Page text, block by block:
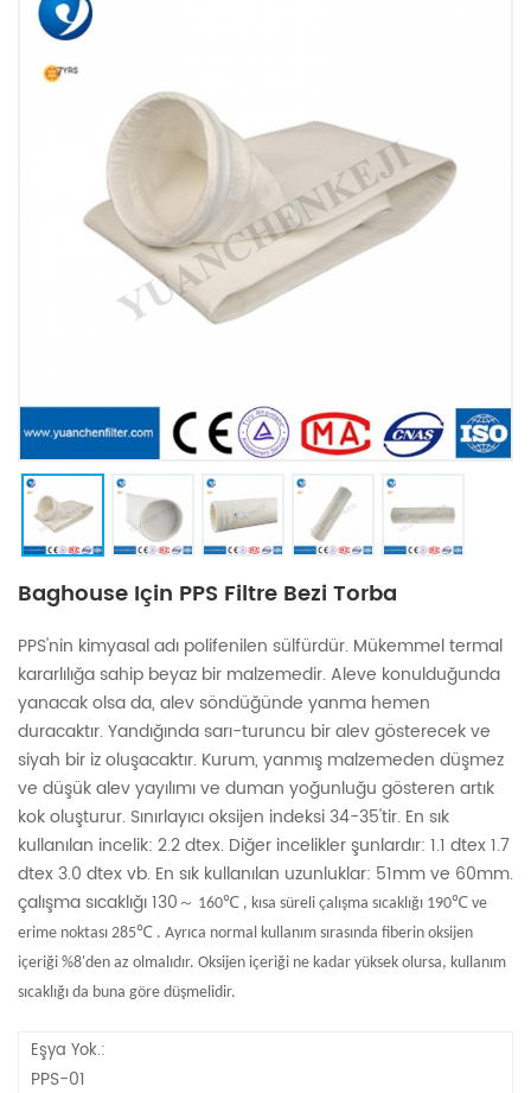
Baghouse Için PPS Filtre Bezi Torba
PPS'nin kimyasal adı polifenilen sülfürdür. Mükemmel termal
kararlılığa sahip beyaz bir malzemedir. Aleve konulduğunda
yanacak olsa da, alev söndüğünde yanma hemen
duracaktır. Yandığında sarı-turuncu bir alev gösterecek ve
siyah bir iz oluşacaktır. Kurum, yanmış malzemeden düşmez
ve düşük alev yayılımı ve duman yoğunluğu gösteren artık
kok oluşturur. Sınırlayıcı oksijen indeksi 34-35'tir. En sık
kullanılan incelik: 2.2 dtex. Diğer incelikler şunlardır: 1.1 dtex 1.7
dtex 3.0 dtex vb. En sık kullanılan uzunluklar: 51mm ve 60mm.
çalışma sıcaklığı 130 ～ 160℃ , kısa süreli çalışma sıcaklığı 190℃ ve
erime noktası 285℃ . Ayrıca normal kullanım sırasında fiberin oksijen
içeriği %8'den az olmalıdır. Oksijen içeriği ne kadar yüksek olursa, kullanım
sıcaklığı da buna göre düşmelidir.
Eşya Yok.:
PPS-01